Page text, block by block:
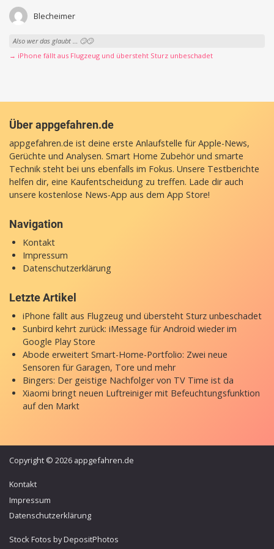
Blecheimer
Also wer das glaubt … 🙄🙄
→ iPhone fällt aus Flugzeug und übersteht Sturz unbeschadet
Über appgefahren.de
appgefahren.de ist deine erste Anlaufstelle für Apple-News,
Gerüchte und Analysen. Smart Home Zubehör und smarte
Technik steht bei uns ebenfalls im Fokus. Unsere Testberichte
helfen dir, eine Kaufentscheidung zu treffen. Lade dir auch
unsere kostenlose News-App aus dem App Store!
Navigation
Kontakt
Impressum
Datenschutzerklärung
Letzte Artikel
iPhone fällt aus Flugzeug und übersteht Sturz unbeschadet
Sunbird kehrt zurück: iMessage für Android wieder im
Google Play Store
Abode erweitert Smart-Home-Portfolio: Zwei neue
Sensoren für Garagen, Tore und mehr
Bingers: Der geistige Nachfolger von TV Time ist da
Xiaomi bringt neuen Luftreiniger mit Befeuchtungsfunktion
auf den Markt
Copyright © 2026 appgefahren.de
Kontakt
Impressum
Datenschutzerklärung
Stock Fotos by DepositPhotos